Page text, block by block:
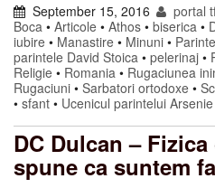
September 15, 2016 portal
Boca • Articole • Athos • biserica •
iubire • Manastire • Minuni •
parintele David Stoica • pelerinaj •
Religie • Romania • Rugaciunea
Rugaciuni • Sarbatori ortodoxe •
• sfant • Ucenicul parintelui
DC Dulcan –
spune ca suntem